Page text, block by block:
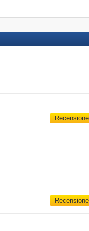
Recensione
Recensione